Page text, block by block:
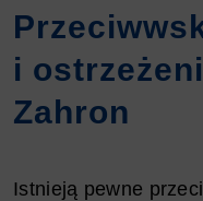
i
Zahron
Istnieją pewne